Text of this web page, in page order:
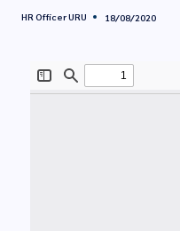
HR Officer URU 18/08/2020